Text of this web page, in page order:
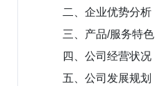
二、企业优势分析
三、产品/服务特色
四、公司经营状况
五、公司发展规划